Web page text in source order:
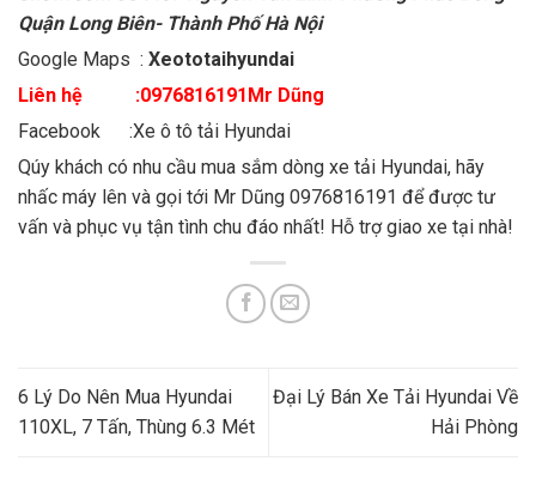
Quận Long Biên- Thành Phố Hà Nội
Google Maps : Xeototaihyundai
Liên hệ :0976816191Mr Dũng
Facebook :Xe ô tô tải Hyundai
Qúy khách có nhu cầu mua sắm dòng xe tải Hyundai, hãy
nhấc máy lên và gọi tới Mr Dũng 0976816191 để được tư
vấn và phục vụ tận tình chu đáo nhất! Hỗ trợ giao xe tại nhà!
6 Lý Do Nên Mua Hyundai
110XL, 7 Tấn, Thùng 6.3 Mét
Đại Lý Bán Xe Tải Hyundai Về
Hải Phòng